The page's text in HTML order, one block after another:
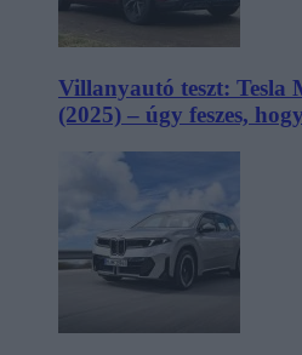
Villanyautó teszt: Tesla
(2025) – úgy feszes,